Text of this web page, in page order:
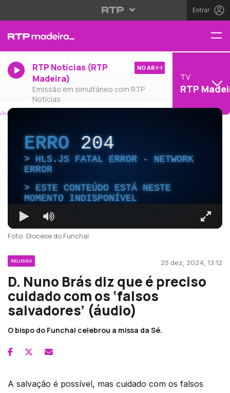
Entrar
RTP Notícias (RTP
Madeira)
Emissão em simultâneo com RTP
Notícias
NO AR
TV
RTP
ERRO204
HLS.JS FATAL ERROR - NETWORK
ERROR
ESTE CONTEÚDO ESTÁ NESTE
MOMENTO INDISPONÍVEL
Foto: Diocese do Funchal
RELIGIÃO 25 dez, 2024, 13:12
D. Nuno Brás diz que é preciso
cuidado com os ‘falsos
salvadores’ (áudio)
O bispo do Funchal celebrou a missa da Sé.
A salvação é possível, mas cuidado com os falsos